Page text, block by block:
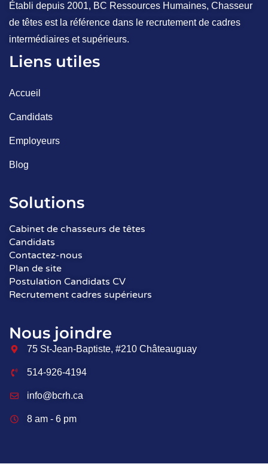
Établi depuis 2001, BC Ressources Humaines, Chasseur
de têtes est la référence dans le recrutement de cadres
intermédiaires et supérieurs.
Liens utiles
Accueil
Candidats
Employeurs
Blog
Solutions
Cabinet de chasseurs de têtes
Candidats
Contactez-nous
Plan de site
Postulation Candidats CV
Recrutement cadres supérieurs
Nous joindre
75 St-Jean-Baptiste, #210 Châteauguay
514-926-4194
info@bcrh.ca
8 am - 6 pm